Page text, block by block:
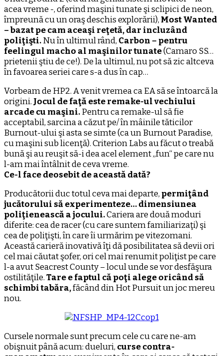
acea vreme -, oferind maşini tunate şi sclipici de neon,
împreună cu un oraş deschis explorării), Most Wanted
– bazat pe cam aceaşi reţetă, dar incluzând
poliţişti.Nu în ultimul rând, Carbon – pentru
feelingul macho al maşinilor tunate(Camaro SS…
prietenii ştiu de ce!). De la ultimul, nu pot să zic altceva
în favoarea seriei care s-a dus în cap…
Vorbeam de HP2. A venit vremea ca EA să se întoarcă la
origini.Jocul de faţă este remake-ul vechiului
arcade cu maşini.Pentru ca remake-ul să fie
acceptabil, sarcina a căzut pe/ în mâinile tăticilor
Burnout-ului şi asta se simte (ca un Burnout Paradise,
cu maşini sub licenţă). Criterion Labs au făcut o treabă
bună şi au reuşit să-i dea acel element „fun“ pe care nu
l-am mai întâlnit de ceva vreme.
Ce-l face deosebit de această dată?
Producătorii duc totul ceva mai departe, permiţând
jucătorului să experimenteze… dimensiunea
poliţienească a jocului.Cariera are două moduri
diferite: cea de racer (cu care suntem familiarizaţi) şi
cea de poliţişti, în care îi urmărim pe vitezomani.
Această carieră inovativă îţi dă posibilitatea să devii ori
cel mai căutat şofer, ori cel mai renumit poliţist pe care
l-a avut Seacrest County – locul unde se vor desfăşura
ostilităţile.Tare e faptul că poţi alege oricând să
schimbi tabăra,făcând din Hot Pursuit un joc mereu
nou.
Cursele normale sunt precum cele cu care ne-am
obişnuit până acum: dueluri, curse contra-